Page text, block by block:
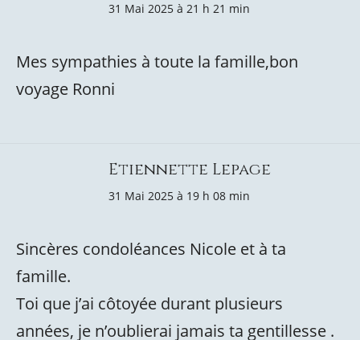
31 Mai 2025 à 21 h 21 min
Mes sympathies à toute la famille,bon
voyage Ronni
Etiennette Lepage
31 Mai 2025 à 19 h 08 min
Sincères condoléances Nicole et à ta
famille.
Toi que j’ai côtoyée durant plusieurs
années, je n’oublierai jamais ta gentillesse .